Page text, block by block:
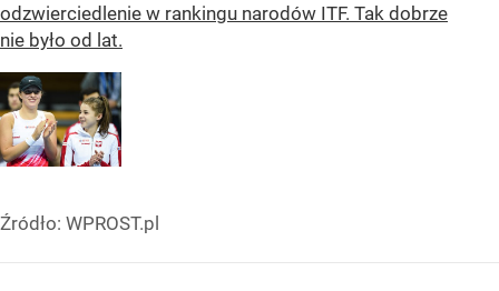
odzwierciedlenie w rankingu narodów ITF. Tak dobrze
nie było od lat.
Źródło: WPROST.pl